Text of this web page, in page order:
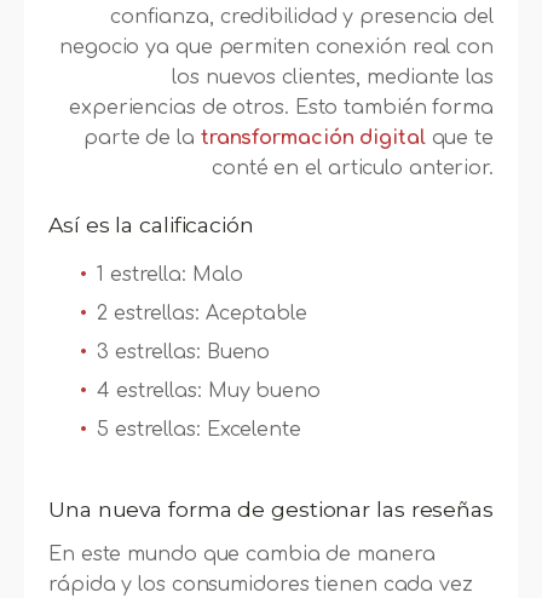
confianza, credibilidad y presencia del
negocio ya que permiten conexión real con
los nuevos clientes, mediante las
experiencias de otros. Esto también forma
parte de la transformación digital que te
conté en el articulo anterior.
Así es la calificación
1 estrella: Malo
2 estrellas: Aceptable
3 estrellas: Bueno
4 estrellas: Muy bueno
5 estrellas: Excelente
Una nueva forma de gestionar las reseñas
En este mundo que cambia de manera
rápida y los consumidores tienen cada vez